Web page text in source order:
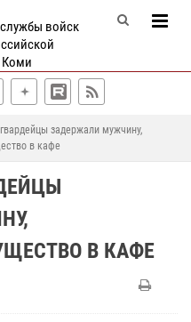
войск
Коми
задержали мужчину,
в кафе
В КАФЕ